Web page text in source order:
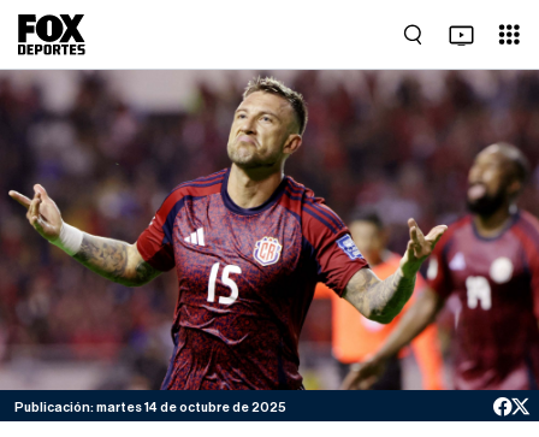
Publicación: martes 14 de octubre de 2025